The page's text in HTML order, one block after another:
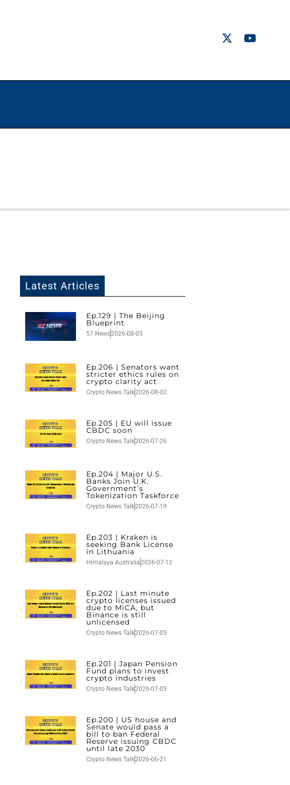
Latest Articles
Ep.129 | The Beijing
Blueprint
57 News2026-08-05
Ep.206 | Senators want
stricter ethics rules on
crypto clarity act
Crypto News Talk2026-08-02
Ep.205 | EU will issue
CBDC soon
Crypto News Talk2026-07-26
Ep.204 | Major U.S.
Banks Join U.K.
Government’s
Tokenization Taskforce
Crypto News Talk2026-07-19
Ep.203 | Kraken is
seeking Bank License
in Lithuania
Himalaya Australia2026-07-12
Ep.202 | Last minute
crypto licenses issued
due to MiCA, but
Binance is still
unlicensed
Crypto News Talk2026-07-05
Ep.201 | Japan Pension
Fund plans to invest
crypto industries
Crypto News Talk2026-07-05
Ep.200 | US house and
Senate would pass a
bill to ban Federal
Reserve issuing CBDC
until late 2030
Crypto News Talk2026-06-21